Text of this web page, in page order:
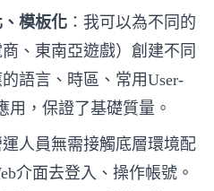
模板化 ：我可以為不同的
、東南亞遊戲）創建不同
語言、時區、常用User-
用，保證了基礎質量。
運人員無需接觸底層環境配
介面去登入、操作帳號。